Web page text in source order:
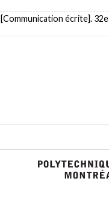
[Communication écrite]. 32e